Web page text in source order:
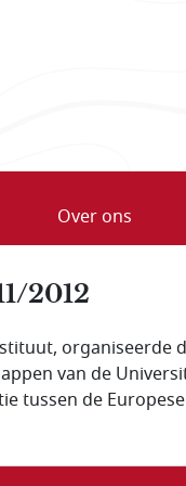
Over ons
2012
organiseerde
van de
tussen de